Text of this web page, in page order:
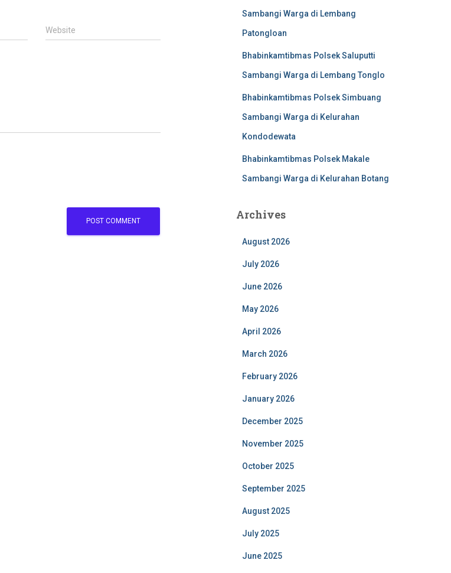
Website
Sambangi Warga di Lembang
Patongloan
Bhabinkamtibmas Polsek Saluputti
Sambangi Warga di Lembang Tonglo
Bhabinkamtibmas Polsek Simbuang
Sambangi Warga di Kelurahan
Kondodewata
Bhabinkamtibmas Polsek Makale
Sambangi Warga di Kelurahan Botang
Archives
August 2026
July 2026
June 2026
May 2026
April 2026
March 2026
February 2026
January 2026
December 2025
November 2025
October 2025
September 2025
August 2025
July 2025
June 2025